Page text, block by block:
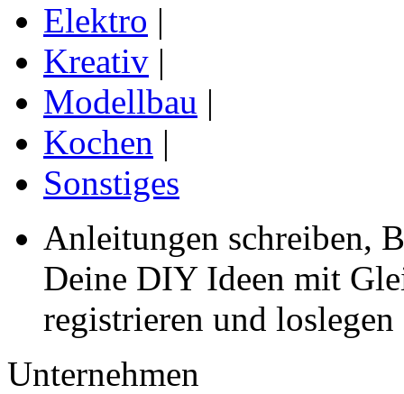
Elektro |
Kreativ |
Modellbau |
Kochen |
Sonstiges
Anleitungen schreiben,
Deine DIY Ideen mit
registrieren und loslegen
Unternehmen